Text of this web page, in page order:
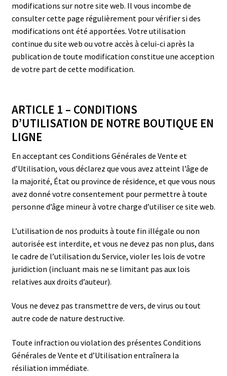
modifications sur notre site web. Il vous incombe de
consulter cette page régulièrement pour vérifier si des
modifications ont été apportées. Votre utilisation
continue du site web ou votre accès à celui-ci après la
publication de toute modification constitue une acception
de votre part de cette modification.
ARTICLE 1 – CONDITIONS
D’UTILISATION DE NOTRE BOUTIQUE EN
LIGNE
En acceptant ces Conditions Générales de Vente et
d’Utilisation, vous déclarez que vous avez atteint l’âge de
la majorité, État ou province de résidence, et que vous nous
avez donné votre consentement pour permettre à toute
personne d’âge mineur à votre charge d’utiliser ce site web.
L’utilisation de nos produits à toute fin illégale ou non
autorisée est interdite, et vous ne devez pas non plus, dans
le cadre de l’utilisation du Service, violer les lois de votre
juridiction (incluant mais ne se limitant pas aux lois
relatives aux droits d’auteur).
Vous ne devez pas transmettre de vers, de virus ou tout
autre code de nature destructive.
Toute infraction ou violation des présentes Conditions
Générales de Vente et d’Utilisation entraînera la
résiliation immédiate.